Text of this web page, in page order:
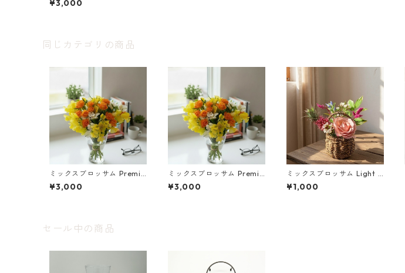
¥3,000
同じカテゴリの商品
ミックスブロッサム Premiu
m｜毎週お届け
¥3,000
ミックスブロッサム Premiu
m｜月１回お届け
¥3,000
ミックスブロッサム Light |
毎週発送
¥1,000
セール中の商品